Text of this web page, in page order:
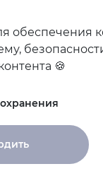
обеспечения
🍪